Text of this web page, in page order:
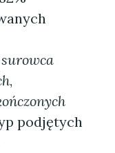
,
podjętych